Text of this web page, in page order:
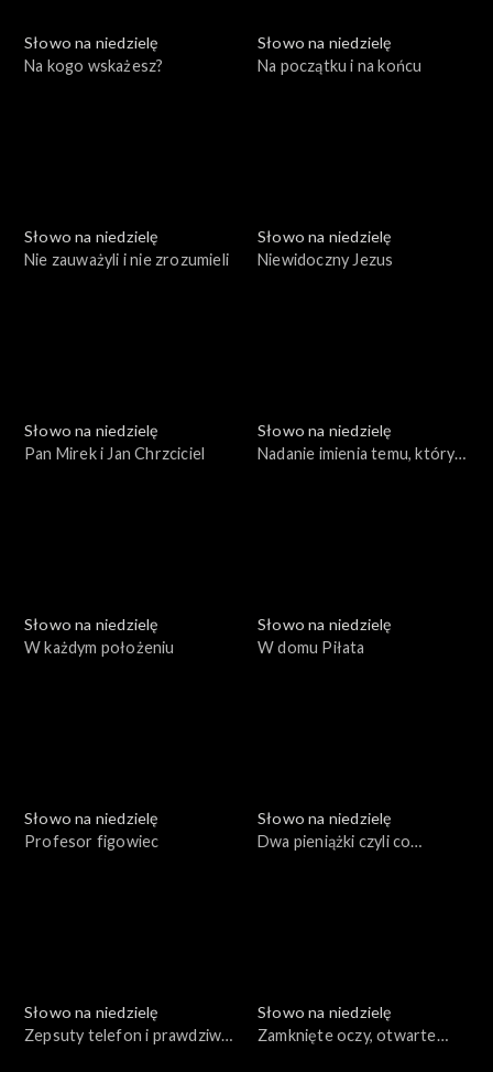
Słowo na niedzielę
Na kogo wskażesz?
Słowo na niedzielę
Na początku i na końcu
Słowo na niedzielę
Nie zauważyli i nie zrozumieli
Słowo na niedzielę
Niewidoczny Jezus
Słowo na niedzielę
Pan Mirek i Jan Chrzciciel
Słowo na niedzielę
Nadanie imienia temu, który
Słowo na niedzielę
W każdym położeniu
Słowo na niedzielę
W domu Piłata
Słowo na niedzielę
Profesor figowiec
Słowo na niedzielę
Dwa pieniążki czyli co
Słowo na niedzielę
Zepsuty telefon i prawdziwa
Słowo na niedzielę
Zamknięte oczy, otwarte